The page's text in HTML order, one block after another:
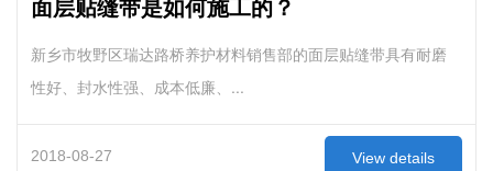
新乡市牧野区瑞达路桥养护材料销售部的面层贴缝带具有耐磨
性好、封水性强、成本低廉、...
2018-08-27 View details